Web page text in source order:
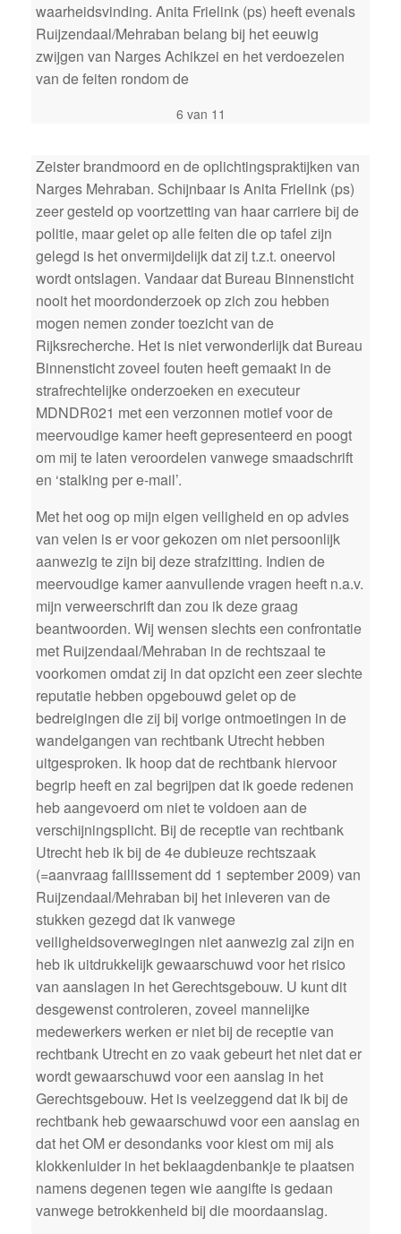
waarheidsvinding. Anita Frielink (ps) heeft evenals
Ruijzendaal/Mehraban belang bij het eeuwig
zwijgen van Narges Achikzei en het verdoezelen
van de feiten rondom de
6 van 11
Zeister brandmoord en de oplichtingspraktijken van
Narges Mehraban. Schijnbaar is Anita Frielink (ps)
zeer gesteld op voortzetting van haar carriere bij de
politie, maar gelet op alle feiten die op tafel zijn
gelegd is het onvermijdelijk dat zij t.z.t. oneervol
wordt ontslagen. Vandaar dat Bureau Binnensticht
nooit het moordonderzoek op zich zou hebben
mogen nemen zonder toezicht van de
Rijksrecherche. Het is niet verwonderlijk dat Bureau
Binnensticht zoveel fouten heeft gemaakt in de
strafrechtelijke onderzoeken en executeur
MDNDR021 met een verzonnen motief voor de
meervoudige kamer heeft gepresenteerd en poogt
om mij te laten veroordelen vanwege smaadschrift
en ‘stalking per e-mail’.
Met het oog op mijn eigen veiligheid en op advies
van velen is er voor gekozen om niet persoonlijk
aanwezig te zijn bij deze strafzitting. Indien de
meervoudige kamer aanvullende vragen heeft n.a.v.
mijn verweerschrift dan zou ik deze graag
beantwoorden. Wij wensen slechts een confrontatie
met Ruijzendaal/Mehraban in de rechtszaal te
voorkomen omdat zij in dat opzicht een zeer slechte
reputatie hebben opgebouwd gelet op de
bedreigingen die zij bij vorige ontmoetingen in de
wandelgangen van rechtbank Utrecht hebben
uitgesproken. Ik hoop dat de rechtbank hiervoor
begrip heeft en zal begrijpen dat ik goede redenen
heb aangevoerd om niet te voldoen aan de
verschijningsplicht. Bij de receptie van rechtbank
Utrecht heb ik bij de 4e dubieuze rechtszaak
(=aanvraag faillissement dd 1 september 2009) van
Ruijzendaal/Mehraban bij het inleveren van de
stukken gezegd dat ik vanwege
veiligheidsoverwegingen niet aanwezig zal zijn en
heb ik uitdrukkelijk gewaarschuwd voor het risico
van aanslagen in het Gerechtsgebouw. U kunt dit
desgewenst controleren, zoveel mannelijke
medewerkers werken er niet bij de receptie van
rechtbank Utrecht en zo vaak gebeurt het niet dat er
wordt gewaarschuwd voor een aanslag in het
Gerechtsgebouw. Het is veelzeggend dat ik bij de
rechtbank heb gewaarschuwd voor een aanslag en
dat het OM er desondanks voor kiest om mij als
klokkenluider in het beklaagdenbankje te plaatsen
namens degenen tegen wie aangifte is gedaan
vanwege betrokkenheid bij die moordaanslag.